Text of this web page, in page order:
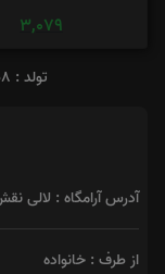
3,079
تولد : 1313/05/08
آدرس آرامگاه : لالی‌
از طرف : خانواده